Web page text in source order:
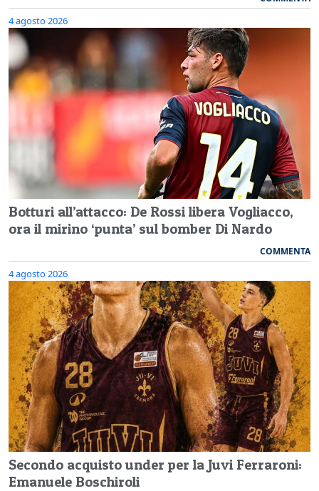
4 agosto 2026
Botturi all’attacco: De Rossi libera Vogliacco,
ora il mirino ‘punta’ sul bomber Di Nardo
COMMENTA
4 agosto 2026
Secondo acquisto under per la Juvi Ferraroni:
Emanuele Boschiroli